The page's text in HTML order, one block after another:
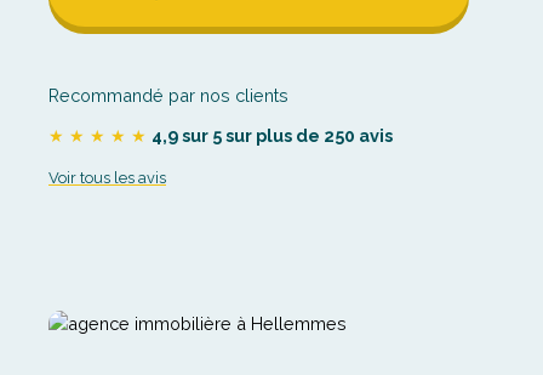
Recommandé par nos clients